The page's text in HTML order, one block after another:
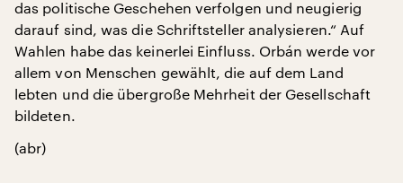
das politische Geschehen verfolgen und neugierig
darauf sind, was die Schriftsteller analysieren.“ Auf
Wahlen habe das keinerlei Einfluss. Orbán werde vor
allem von Menschen gewählt, die auf dem Land
lebten und die übergroße Mehrheit der Gesellschaft
bildeten.
(abr)